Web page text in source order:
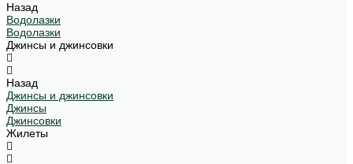
Назад
Водолазки
Водолазки
Джинсы и джинсовки
Назад
Джинсы и джинсовки
Джинсы
Джинсовки
Жилеты